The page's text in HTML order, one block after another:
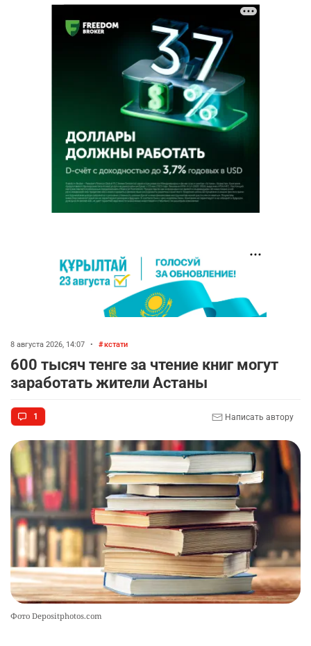
8 августа 2026, 14:07 • кстати
600 тысяч тенге за чтение книг могут
заработать жители Астаны
1 Написать автору
Фото Depositphotos.com